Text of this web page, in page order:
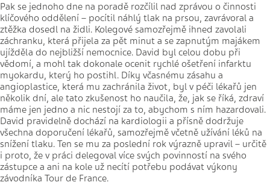
Pak se jednoho dne na poradě rozčílil nad zprávou o činnosti
klíčového oddělení – pocítil náhlý tlak na prsou, zavrávoral a
ztěžka dosedl na židli. Kolegové samozřejmě ihned zavolali
záchranku, která přijela za pět minut a se zapnutým majákem
ujížděla do nejbližší nemocnice. David byl celou dobu při
vědomí, a mohl tak dokonale ocenit rychlé ošetření infarktu
myokardu, který ho postihl. Díky včasnému zásahu a
angioplastice, která mu zachránila život, byl v péči lékařů jen
několik dní, ale tato zkušenost ho naučila, že, jak se říká, zdraví
máme jen jedno a nic nestojí za to, abychom s ním hazardovali.
David pravidelně dochází na kardiologii a přísně dodržuje
všechna doporučení lékařů, samozřejmě včetně užívání léků na
snížení tlaku. Ten se mu za poslední rok výrazně upravil – určitě
i proto, že v práci delegoval více svých povinností na svého
zástupce a ani na kole už necítí potřebu podávat výkony
závodníka Tour de France.